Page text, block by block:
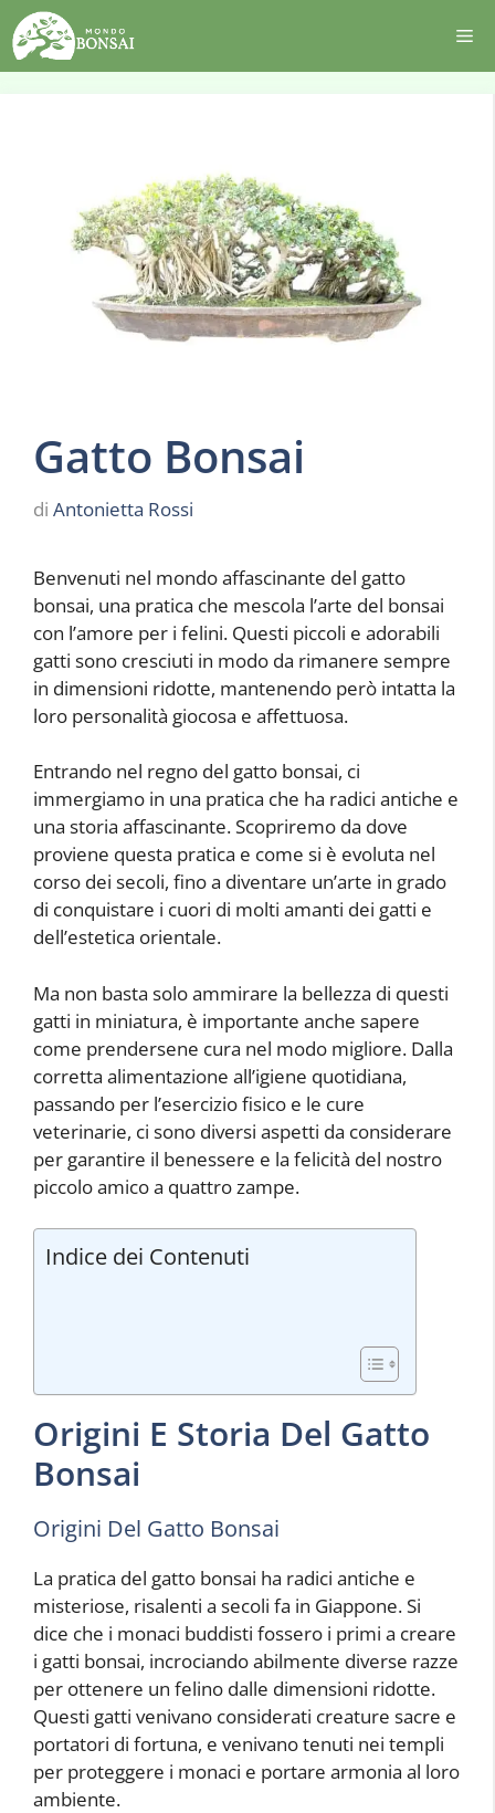
Vai
al
contenuto
Gatto Bonsai
di Antonietta Rossi
Benvenuti nel mondo affascinante del gatto
bonsai, una pratica che mescola l’arte del bonsai
con l’amore per i felini. Questi piccoli e adorabili
gatti sono cresciuti in modo da rimanere sempre
in dimensioni ridotte, mantenendo però intatta la
loro personalità giocosa e affettuosa.
Entrando nel regno del gatto bonsai, ci
immergiamo in una pratica che ha radici antiche e
una storia affascinante. Scopriremo da dove
proviene questa pratica e come si è evoluta nel
corso dei secoli, fino a diventare un’arte in grado
di conquistare i cuori di molti amanti dei gatti e
dell’estetica orientale.
Ma non basta solo ammirare la bellezza di questi
gatti in miniatura, è importante anche sapere
come prendersene cura nel modo migliore. Dalla
corretta alimentazione all’igiene quotidiana,
passando per l’esercizio fisico e le cure
veterinarie, ci sono diversi aspetti da considerare
per garantire il benessere e la felicità del nostro
piccolo amico a quattro zampe.
Indice dei Contenuti
Origini E Storia Del Gatto
Bonsai
Origini Del Gatto Bonsai
La pratica del gatto bonsai ha radici antiche e
misteriose, risalenti a secoli fa in Giappone. Si
dice che i monaci buddisti fossero i primi a creare
i gatti bonsai, incrociando abilmente diverse razze
per ottenere un felino dalle dimensioni ridotte.
Questi gatti venivano considerati creature sacre e
portatori di fortuna, e venivano tenuti nei templi
per proteggere i monaci e portare armonia al loro
ambiente.